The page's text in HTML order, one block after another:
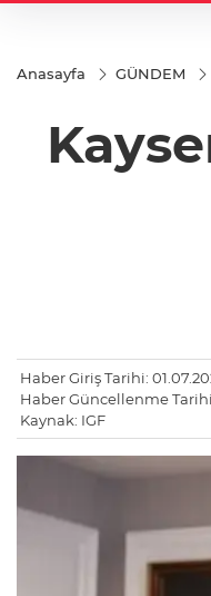
Anasayfa GÜNDEM
Haber Giriş Tarihi:
Haber Güncellenme
Kaynak: IGF